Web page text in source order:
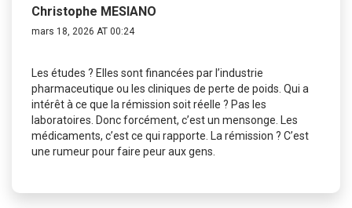
Christophe MESIANO
mars 18, 2026 AT 00:24
Les études ? Elles sont financées par l’industrie
pharmaceutique ou les cliniques de perte de poids. Qui a
intérêt à ce que la rémission soit réelle ? Pas les
laboratoires. Donc forcément, c’est un mensonge. Les
médicaments, c’est ce qui rapporte. La rémission ? C’est
une rumeur pour faire peur aux gens.